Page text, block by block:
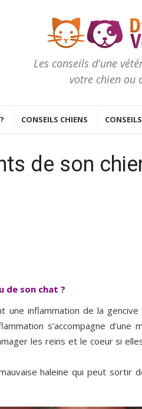
Les conseils d'une
votre chien ou
CONSEILS CHIENS
de son
de son chat ?
inflammation de la gencive
s’accompagne d’une
les reins et le coeur si
haleine qui peut sortir